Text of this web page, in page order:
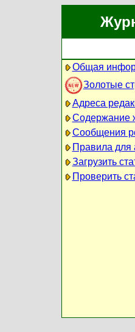
Общая
Золотые
Адреса
Содержание
Сообщения
Правила для
Загрузить
Проверить